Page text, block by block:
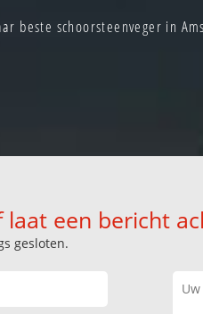
beste schoorsteenveger in
laat een bericht
gesloten.